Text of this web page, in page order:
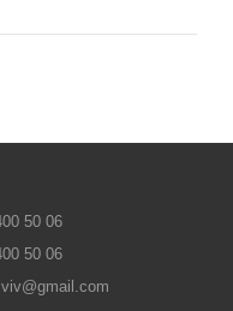
50 06
50 06